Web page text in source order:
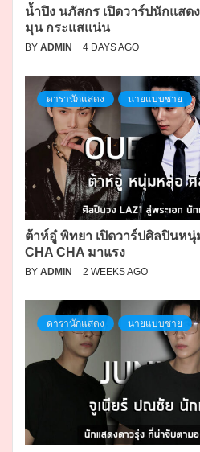
น้ำปิง นภัสกร เปิดวาร์ปนักแสด
มุน กระแสแน่น
BY ADMIN 4 DAYS AGO
ดารานักแสดง นายแบบชาย
ต้าห์อู๋ พิทยา เปิดวาร์ปศิลปินหนุ่
CHA CHA มาแรง
BY ADMIN 2 WEEKS AGO
ดารานักแสดง นายแบบชาย